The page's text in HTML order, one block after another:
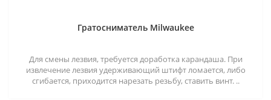
Гратосниматель Milwaukee
Для смены лезвия, требуется доработка карандаша. При
извлечение лезвия удерживающий штифт ломается, либо
сгибается, приходится нарезать резьбу, ставить винт. ..